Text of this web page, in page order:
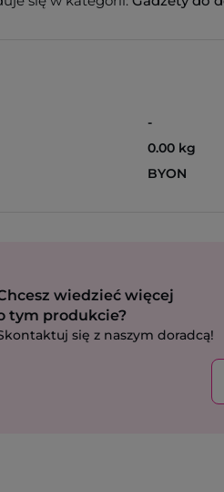
-
0.00 kg
BYON
wiedzieć więcej
tym produkcie?
się z naszym doradcą!